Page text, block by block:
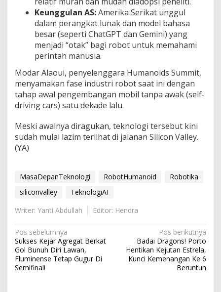
Keunggulan AS:Amerika Serikat unggul
dalam perangkat lunak dan model bahasa
besar (seperti ChatGPT dan Gemini) yang
menjadi “otak” bagi robot untuk memahami
perintah manusia.
Modar Alaoui, penyelenggara Humanoids Summit,
menyamakan fase industri robot saat ini dengan
tahap awal pengembangan mobil tanpa awak (self-
driving cars) satu dekade lalu.
Meski awalnya diragukan, teknologi tersebut kini
sudah mulai lazim terlihat di jalanan Silicon Valley.
(YA)
MasaDepanTeknologi RobotHumanoid
Robotika
siliconvalley
TeknologiAI
Writer: Yanti Abdullah
Editor: Hendra
N
a
v
i
Pos sebelumnya
Sukses Kejar Agregat Berkat
Gol Bunuh Diri Lawan,
Fluminense Tetap Gugur Di
Semifinal!
Pos berikutnya
Badai Dragons! Porto
Hentikan Kejutan Estrela,
Kunci Kemenangan Ke 6
Beruntun